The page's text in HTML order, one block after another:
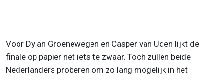
Voor Dylan Groenewegen en Casper van Uden lijkt de
finale op papier net iets te zwaar. Toch zullen beide
Nederlanders proberen om zo lang mogelijk in het